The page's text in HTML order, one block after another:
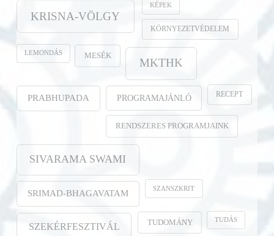
KRISNA-VÖLGY
KÉPEK
KÖRNYEZETVÉDELEM
LEMONDÁS MESÉK
MKTHK
PRABHUPADA PROGRAMAJÁNLÓ RECEPT
RENDSZERES PROGRAMJAINK
SIVARAMA SWAMI
SRIMAD-BHAGAVATAM SZANSZKRIT
SZEKÉRFESZTIVÁL TUDOMÁNY TUDÁS